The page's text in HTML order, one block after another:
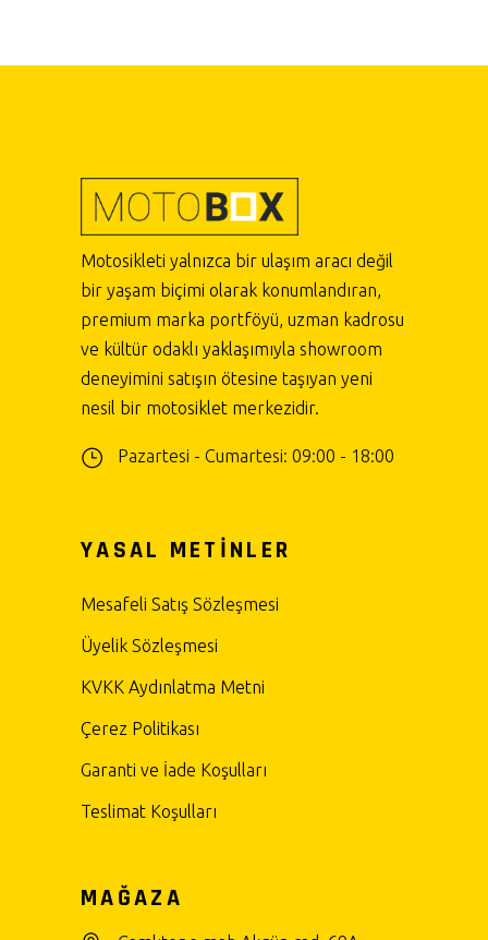
Motosikleti yalnızca bir ulaşım aracı değil
bir yaşam biçimi olarak konumlandıran,
premium marka portföyü, uzman kadrosu
ve kültür odaklı yaklaşımıyla showroom
deneyimini satışın ötesine taşıyan yeni
nesil bir motosiklet merkezidir.
Pazartesi - Cumartesi: 09:00 - 18:00
YASAL METİNLER
Mesafeli Satış Sözleşmesi
Üyelik Sözleşmesi
KVKK Aydınlatma Metni
Çerez Politikası
Garanti ve İade Koşulları
Teslimat Koşulları
MAĞAZA